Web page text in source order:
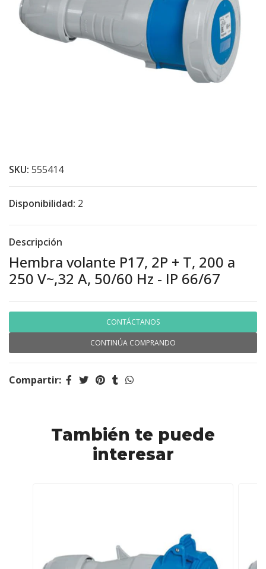
SKU: 555414
Disponibilidad: 2
Descripción
Hembra volante P17, 2P + T, 200 a
250 V~,32 A, 50/60 Hz - IP 66/67
CONTÁCTANOS
CONTINÚA COMPRANDO
Compartir:
También te puede
interesar